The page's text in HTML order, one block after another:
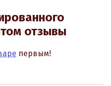
отзывы
первым!